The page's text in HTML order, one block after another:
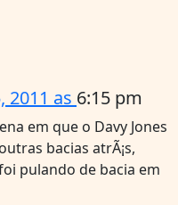
2011 as 6:15 pm
em que o Davy Jones
bacias atrÃ¡s,
pulando de bacia em